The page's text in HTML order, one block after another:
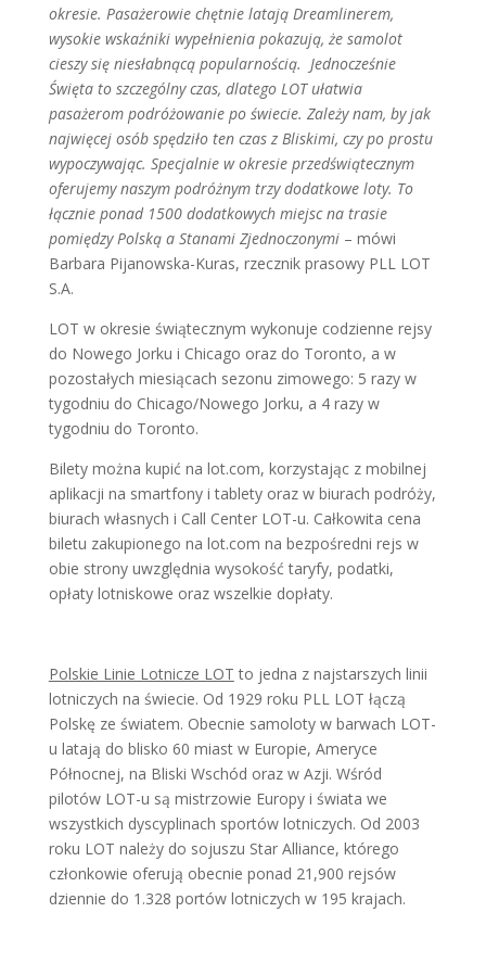
okresie. Pasażerowie chętnie latają Dreamlinerem,
wysokie wskaźniki wypełnienia pokazują, że samolot
cieszy się niesłabnącą popularnością. Jednocześnie
Święta to szczególny czas, dlatego LOT ułatwia
pasażerom podróżowanie po świecie. Zależy nam, by jak
najwięcej osób spędziło ten czas z Bliskimi, czy po prostu
wypoczywając. Specjalnie w okresie przedświątecznym
oferujemy naszym podróżnym trzy dodatkowe loty. To
łącznie ponad 1500 dodatkowych miejsc na trasie
pomiędzy Polską a Stanami Zjednoczonymi– mówi
Barbara Pijanowska-Kuras, rzecznik prasowy PLL LOT
S.A.
LOT w okresie świątecznym wykonuje codzienne rejsy
do Nowego Jorku i Chicago oraz do Toronto, a w
pozostałych miesiącach sezonu zimowego: 5 razy w
tygodniu do Chicago/Nowego Jorku, a 4 razy w
tygodniu do Toronto.
Bilety można kupić na lot.com, korzystając z mobilnej
aplikacji na smartfony i tablety oraz w biurach podróży,
biurach własnych i Call Center LOT-u. Całkowita cena
biletu zakupionego na lot.com na bezpośredni rejs w
obie strony uwzględnia wysokość taryfy, podatki,
opłaty lotniskowe oraz wszelkie dopłaty.
Polskie Linie Lotnicze LOT to jedna z najstarszych linii
lotniczych na świecie. Od 1929 roku PLL LOT łączą
Polskę ze światem. Obecnie samoloty w barwach LOT-
u latają do blisko 60 miast w Europie, Ameryce
Północnej, na Bliski Wschód oraz w Azji. Wśród
pilotów LOT-u są mistrzowie Europy i świata we
wszystkich dyscyplinach sportów lotniczych. Od 2003
roku LOT należy do sojuszu Star Alliance, którego
członkowie oferują obecnie ponad 21,900 rejsów
dziennie do 1.328 portów lotniczych w 195 krajach.